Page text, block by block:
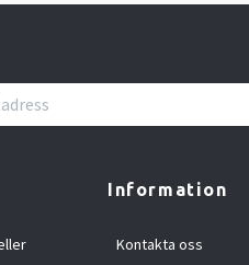
Information
Kontakta oss